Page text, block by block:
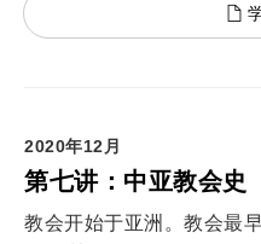
2020年12月
第七讲：中亚教会史
教会开始于亚洲。教会最